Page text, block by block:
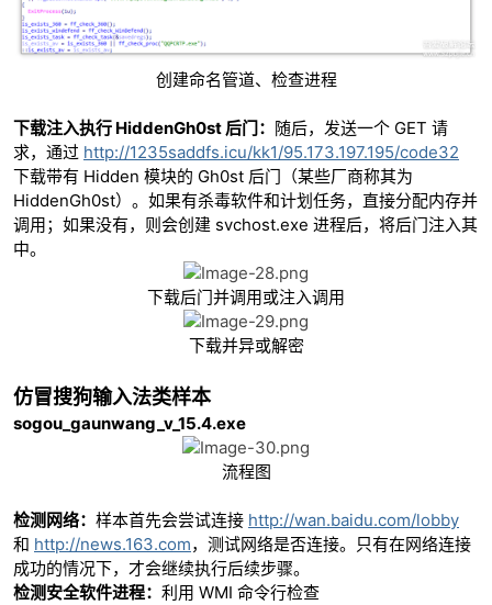
创建命名管道、检查进程
下载注入执行 HiddenGh0st 后门： 随后，发送一个 GET 请
求，通过 http://1235saddfs.icu/kk1/95.173.197.195/code32
下载带有 Hidden 模块的 Gh0st 后门（某些厂商称其为
HiddenGh0st）。如果有杀毒软件和计划任务，直接分配内存并
调用；如果没有，则会创建 svchost.exe 进程后，将后门注入其
中。
下载后门并调用或注入调用
下载并异或解密
仿冒搜狗输入法类样本
sogou_gaunwang_v_15.4.exe
流程图
检测网络： 样本首先会尝试连接 http://wan.baidu.com/lobby
和 http://news.163.com，测试网络是否连接。只有在网络连接
成功的情况下，才会继续执行后续步骤。
检测安全软件进程： 利用 WMI 命令行检查